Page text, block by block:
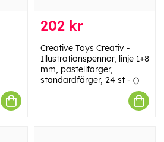
202 kr
Creative Toys Creativ -
Illustrationspennor, linje 1+8
mm, pastellfärger,
standardfärger, 24 st - ()